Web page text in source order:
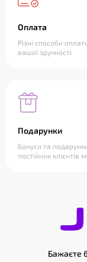
Оплата
Різні способи
вашої зручності
Подарунки
Бонуси та
постійних клієнтів
Бажаєте